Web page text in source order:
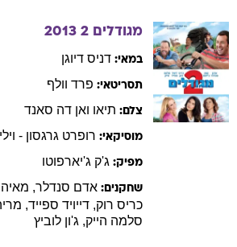
מגודלים 2 2013
במאי: דניס דיוגן
תסריטאי: פרד וולף
צלם: תיאו ואן דה סאנד
מוסיקאי: רופרט גרגסון -
מפיק: ג'ק ג'יארפוטו
שחקנים: אדם סנדלר, מאיה
כריס רוק, דייויד ספייד,
סלמה הייק, ג'ון לוביץ